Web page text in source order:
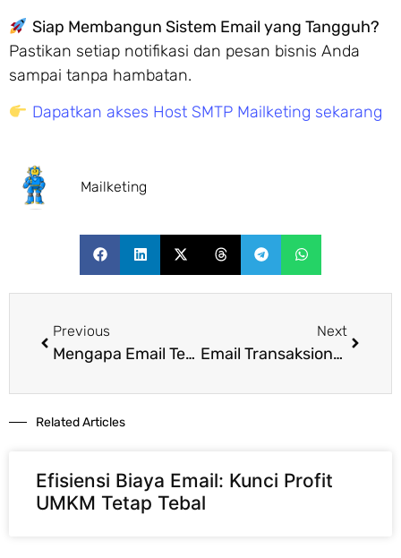
Siap Membangun Sistem Email yang Tangguh?
Pastikan setiap notifikasi dan pesan bisnis Anda
sampai tanpa hambatan.
Dapatkan akses Host SMTP Mailketing sekarang
Mailketing
Previous
Mengapa Email Tetap Jadi Pondasi Terkuat Bisnis Digital?
Next
Email Transaksional vs Email Marketing: Salah Kaprah yang Bikin Sistem Jualan Mentok
Related Articles​
Efisiensi Biaya Email: Kunci Profit
UMKM Tetap Tebal